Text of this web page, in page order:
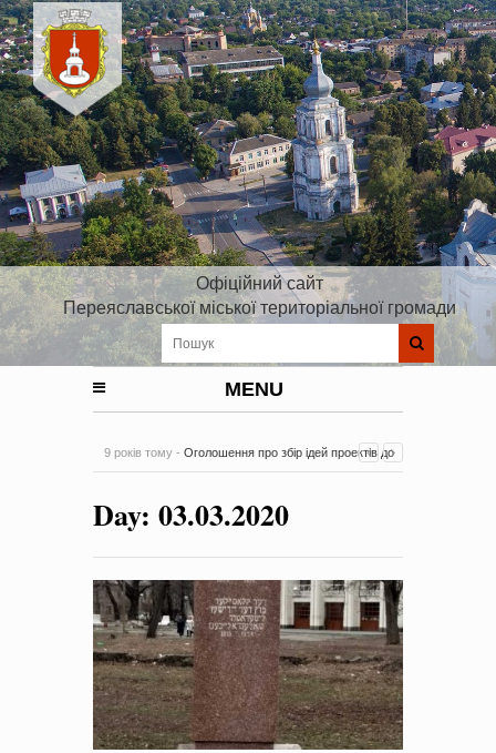
Офіційний сайт
Переяславської міської територіальної громади
MENU
9 років тому - Оголошення про збір ідей проектів до
на період 2018 – 2020 роки Оголошення про збір ідей
проектів
0 Коментарів
Day: 03.03.2020